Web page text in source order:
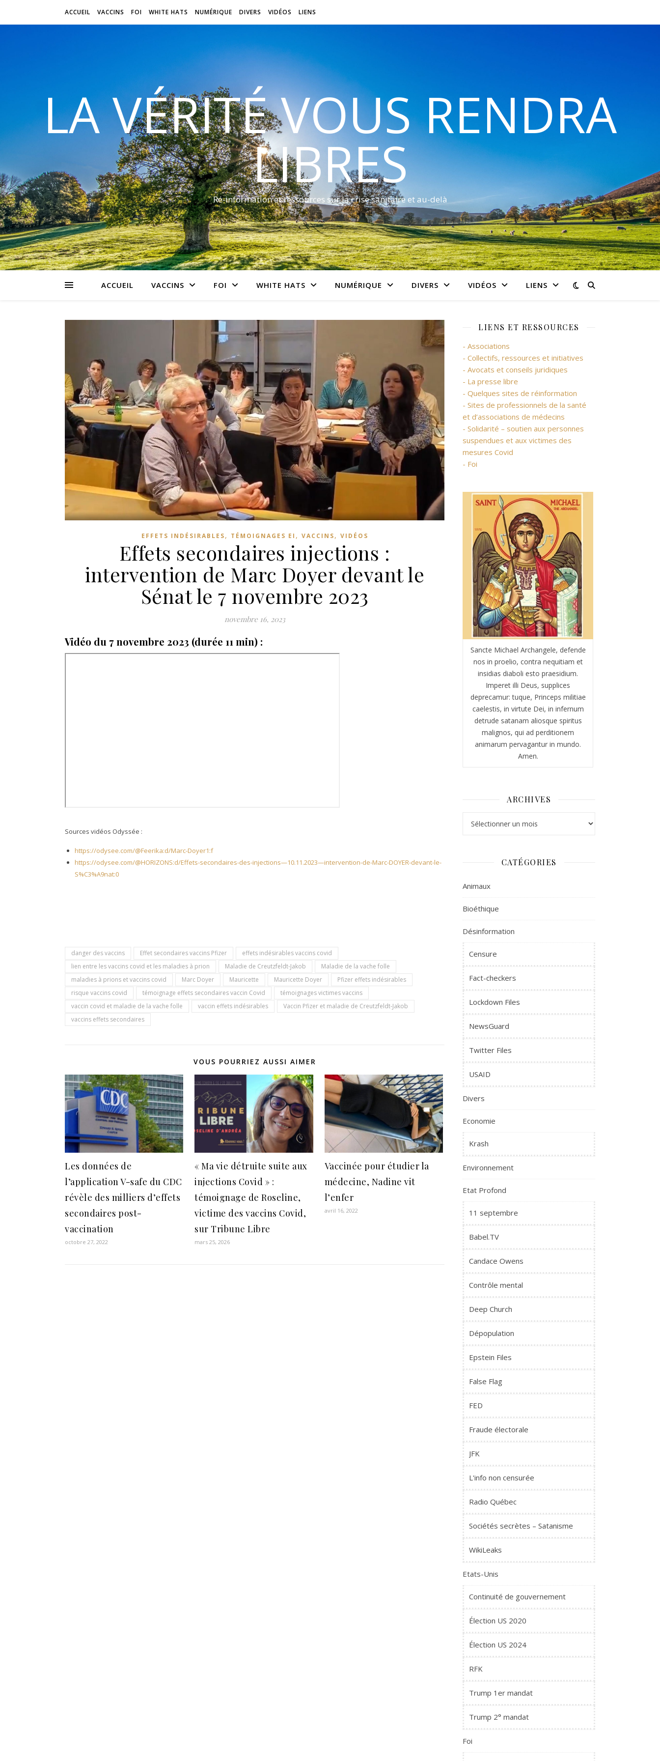
ACCUEIL VACCINS FOI WHITE HATS NUMÉRIQUE DIVERS VIDÉOS LIENS
LA VÉRITÉ VOUS RENDRA
LIBRES
Ré-information et ressources sur la crise sanitaire et au-delà
ACCUEIL VACCINS FOI WHITE HATS NUMÉRIQUE DIVERS VIDÉOS LIENS
EFFETS INDÉSIRABLES, TÉMOIGNAGES EI , VACCINS, VIDÉOS
Effets secondaires injections :
intervention de Marc Doyer devant le
Sénat le 7 novembre 2023
novembre 16, 2023
Vidéo du 7 novembre 2023 (durée 11 min) :
Sources vidéos Odyssée :
https://odysee.com/@Feerika:d/Marc-Doyer1:f
https://odysee.com/@HORIZONS:d/Effets-secondaires-des-injections—10.11.2023—intervention-de-Marc-DOYER-devant-le-
S%C3%A9nat:0
danger des vaccins Effet secondaires vaccins Pfizer
effets indésirables vaccins covid
lien entre les vaccins covid et les maladies à prion
Maladie de Creutzfeldt-Jakob
Maladie de la vache folle
maladies à prions et vaccins covid
Marc Doyer Mauricette Mauricette Doyer
Pfizer effets indésirables
risque vaccins covid
témoignage effets secondaires vaccin Covid
témoignages victimes vaccins
vaccin covid et maladie de la vache folle
vaccin effets indésirables
Vaccin Pfizer et maladie de Creutzfeldt-Jakob
vaccins effets secondaires
VOUS POURRIEZ AUSSI AIMER
Les données de
l’application V-safe du CDC
révèle des milliers d’effets
secondaires post-
vaccination
octobre 27, 2022
« Ma vie détruite suite aux
injections Covid » :
témoignage de Roseline,
victime des vaccins Covid,
sur Tribune Libre
mars 25, 2026
Vaccinée pour étudier la
médecine, Nadine vit
l’enfer
avril 16, 2022
LIENS ET RESSOURCES
- Associations
- Collectifs, ressources et initiatives
- Avocats et conseils juridiques
- La presse libre
- Quelques sites de réinformation
- Sites de professionnels de la santé
et d’associations de médecins
- Solidarité – soutien aux personnes
suspendues et aux victimes des
mesures Covid
- Foi
Sancte Michael Archangele, defende
nos in proelio, contra nequitiam et
insidias diaboli esto praesidium.
Imperet illi Deus, supplices
deprecamur: tuque, Princeps militiae
caelestis, in virtute Dei, in infernum
detrude satanam aliosque spiritus
malignos, qui ad perditionem
animarum pervagantur in mundo.
Amen.
ARCHIVES
CATÉGORIES
Animaux
Bioéthique
Désinformation
Censure
Fact-checkers
Lockdown Files
NewsGuard
Twitter Files
USAID
Divers
Economie
Krash
Environnement
Etat Profond
11 septembre
Babel.TV
Candace Owens
Contrôle mental
Deep Church
Dépopulation
Epstein Files
False Flag
FED
Fraude électorale
JFK
L'info non censurée
Radio Québec
Sociétés secrètes – Satanisme
WikiLeaks
Etats-Unis
Continuité de gouvernement
Élection US 2020
Élection US 2024
RFK
Trump 1er mandat
Trump 2° mandat
Foi